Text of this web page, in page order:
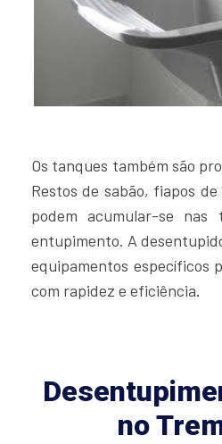
Os tanques também são
Restos de sabão, fiapos
podem acumular-se nas
entupimento. A
equipamentos específicos
com rapidez e eficiência.
no